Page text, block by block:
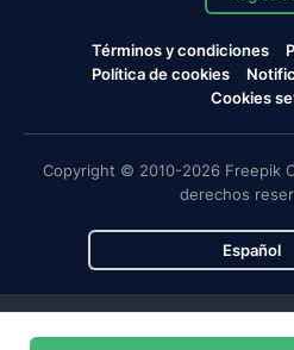
Términos y condiciones
Política de cookies
Cookies
Copyright © 2010-2026 Freepik
derechos
Español